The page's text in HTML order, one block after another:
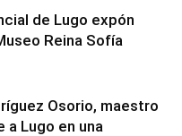
de Lugo expón
Reina Sofía
Osorio, maestro
a Lugo en una